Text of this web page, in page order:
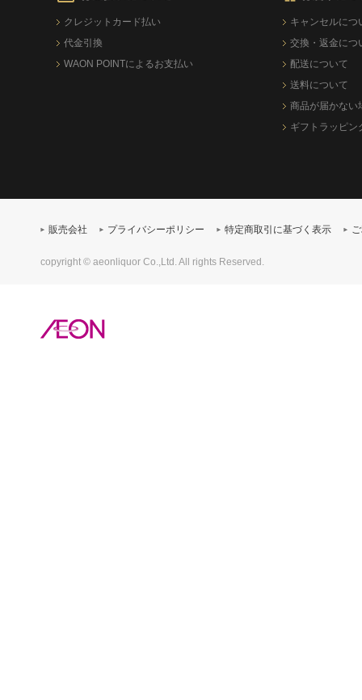
クレジットカード払い
代金引換
WAON POINTによるお支払い
キャンセルにつ
交換・返金につ
配送について
送料について
商品が届かない
ギフトラッピン
販売会社 プライバシーポリシー 特定商取引に基づく表示
copyright © aeonliquor Co.,Ltd. All rights Reserved.